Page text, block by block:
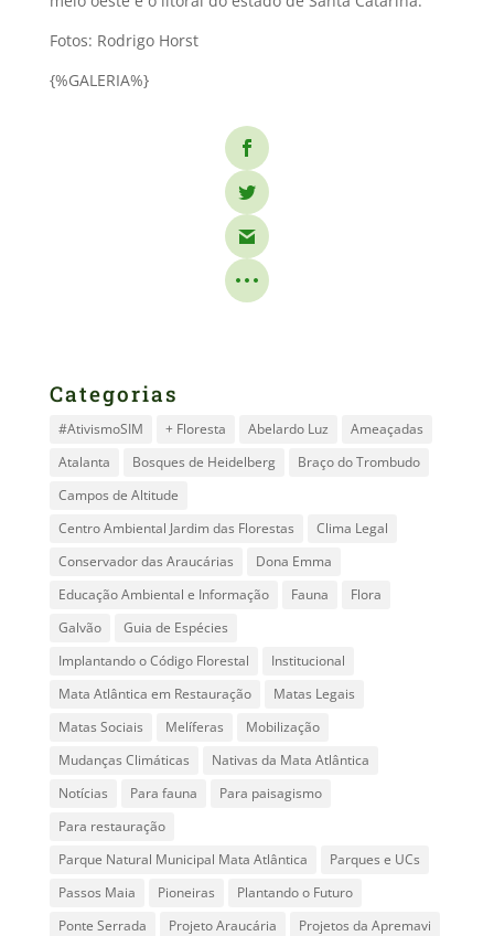
Fotos: Rodrigo Horst
{%GALERIA%}
Categorias
#AtivismoSIM + Floresta Abelardo Luz
Ameaçadas
Atalanta
Bosques de Heidelberg
Braço do Trombudo
Campos de Altitude
Centro Ambiental Jardim das Florestas
Clima Legal
Conservador das Araucárias
Dona Emma
Educação Ambiental e Informação
Fauna
Flora
Galvão
Guia de Espécies
Implantando o Código Florestal
Institucional
Mata Atlântica em Restauração
Matas Legais
Matas Sociais
Melíferas
Mobilização
Mudanças Climáticas
Nativas da Mata Atlântica
Notícias
Para fauna
Para paisagismo
Para restauração
Parque Natural Municipal Mata Atlântica
Parques e UCs
Passos Maia
Pioneiras
Plantando o Futuro
Ponte Serrada
Projeto Araucária
Projetos da Apremavi